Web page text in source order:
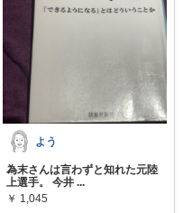
よう
為末さんは言わずと知れた元陸
上選手。 今井 ...
￥ 1,045